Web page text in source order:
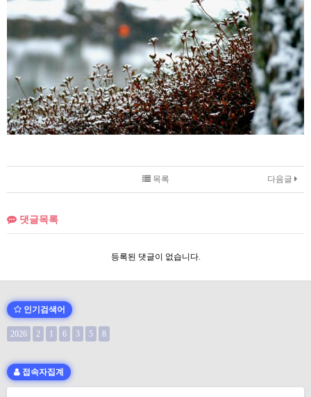
다음글
목록
댓글목록
등록된 댓글이 없습니다.
인기검색어
2026 2 1 6 3 5 8
접속자집계